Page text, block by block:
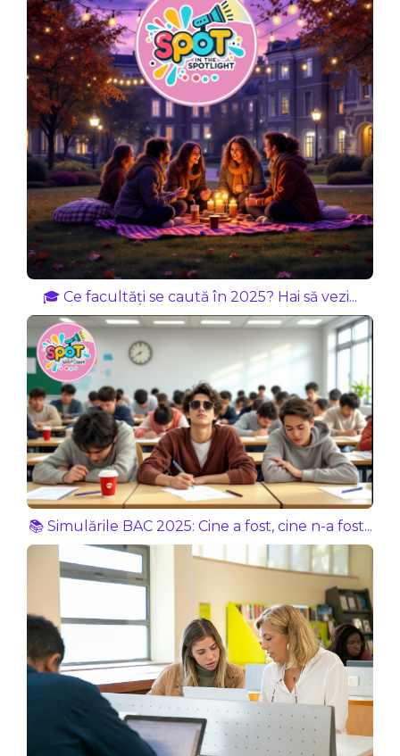
🎓 Ce facultăți se caută în 2025? Hai să vezi...
📚 Simulările BAC 2025: Cine a fost, cine n-a fost...